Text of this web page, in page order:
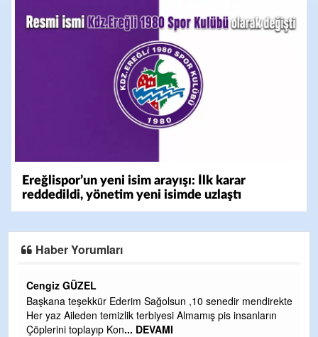
Ereğlispor’un yeni isim arayışı: İlk karar
reddedildi, yönetim yeni isimde uzlaştı
Haber Yorumları
CEVDET YILMAZ
GULDERE DERE ÇALIŞMALARI, SEKIZ YIL ÖNCE ALKAYA
TARAFINDAN BAŞLATILDI, ETRASFINDA YERLEŞİM YERI
OLMAYAN KISIMLARA DUVARLAR YAPILDI."BURADAK